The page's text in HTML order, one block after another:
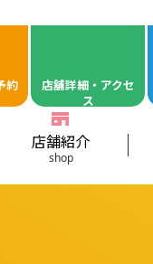
約
店舖詳細・アクセ
ス
店舗紹介
shop